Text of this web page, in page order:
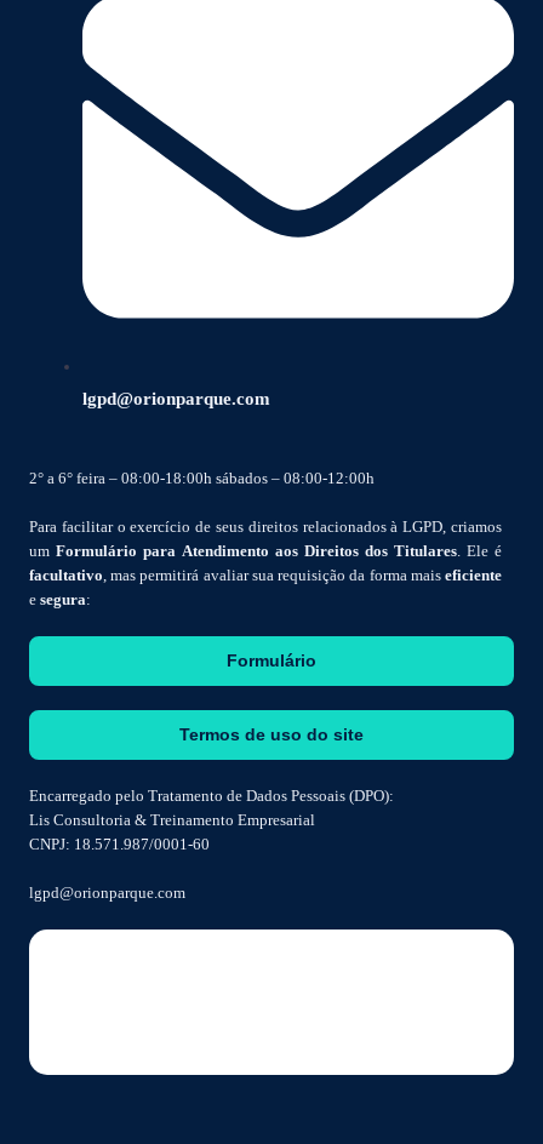
lgpd@orionparque.com
2° a 6° feira – 08:00-18:00h sábados – 08:00-12:00h
Para facilitar o exercício de seus direitos relacionados à LGPD, criamos
um Formulário para Atendimento aos Direitos dos Titulares. Ele é
facultativo, mas permitirá avaliar sua requisição da forma mais eficiente
e segura:
Formulário
Termos de uso do site
Encarregado pelo Tratamento de Dados Pessoais (DPO):
Lis Consultoria & Treinamento Empresarial
CNPJ: 18.571.987/0001-60
lgpd@orionparque.com